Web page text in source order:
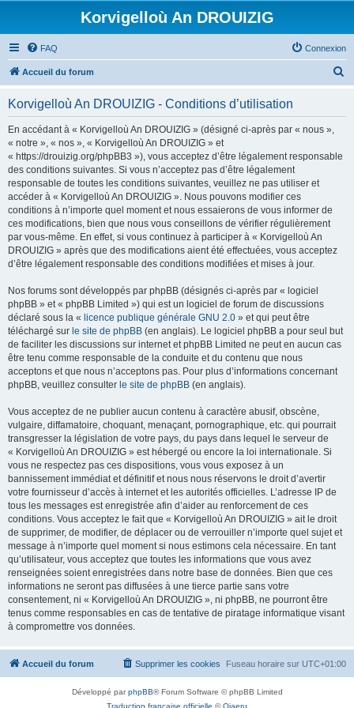
Korvigelloù An DROUIZIG
FAQ Connexion
Accueil du forum
Korvigelloù An DROUIZIG - Conditions d’utilisation
En accédant à « Korvigelloù An DROUIZIG » (désigné ci-après par « nous »,
« notre », « nos », « Korvigelloù An DROUIZIG » et
« https://drouizig.org/phpBB3 »), vous acceptez d’être légalement responsable
des conditions suivantes. Si vous n’acceptez pas d’être légalement
responsable de toutes les conditions suivantes, veuillez ne pas utiliser et
accéder à « Korvigelloù An DROUIZIG ». Nous pouvons modifier ces
conditions à n’importe quel moment et nous essaierons de vous informer de
ces modifications, bien que nous vous conseillons de vérifier régulièrement
par vous-même. En effet, si vous continuez à participer à « Korvigelloù An
DROUIZIG » après que des modifications aient été effectuées, vous acceptez
d’être légalement responsable des conditions modifiées et mises à jour.
Nos forums sont développés par phpBB (désignés ci-après par « logiciel
phpBB » et « phpBB Limited ») qui est un logiciel de forum de discussions
déclaré sous la « licence publique générale GNU 2.0 » et qui peut être
téléchargé sur le site de phpBB (en anglais). Le logiciel phpBB a pour seul but
de faciliter les discussions sur internet et phpBB Limited ne peut en aucun cas
être tenu comme responsable de la conduite et du contenu que nous
acceptons et que nous n’acceptons pas. Pour plus d’informations concernant
phpBB, veuillez consulter le site de phpBB (en anglais).
Vous acceptez de ne publier aucun contenu à caractère abusif, obscène,
vulgaire, diffamatoire, choquant, menaçant, pornographique, etc. qui pourrait
transgresser la législation de votre pays, du pays dans lequel le serveur de
« Korvigelloù An DROUIZIG » est hébergé ou encore la loi internationale. Si
vous ne respectez pas ces dispositions, vous vous exposez à un
bannissement immédiat et définitif et nous nous réservons le droit d’avertir
votre fournisseur d’accès à internet et les autorités officielles. L’adresse IP de
tous les messages est enregistrée afin d’aider au renforcement de ces
conditions. Vous acceptez le fait que « Korvigelloù An DROUIZIG » ait le droit
de supprimer, de modifier, de déplacer ou de verrouiller n’importe quel sujet et
message à n’importe quel moment si nous estimons cela nécessaire. En tant
qu’utilisateur, vous acceptez que toutes les informations que vous avez
renseignées soient enregistrées dans notre base de données. Bien que ces
informations ne seront pas diffusées à une tierce partie sans votre
consentement, ni « Korvigelloù An DROUIZIG », ni phpBB, ne pourront être
tenus comme responsables en cas de tentative de piratage informatique visant
à compromettre vos données.
Accueil du forum Fuseau horaire sur UTC+01:00
Supprimer les cookies
Développé parphpBB® Forum Software © phpBB Limited
Traduction française officielle ©Qiaeru